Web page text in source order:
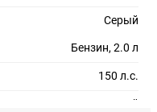
Серый
Бензин, 2.0 л
150 л.с.
Передний